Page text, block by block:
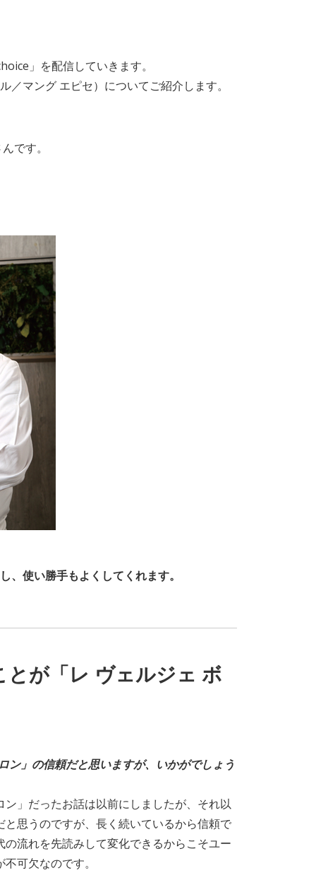
」を配信していきます。
マング エピセ）についてご紹介します。
です。
、使い勝手もよくしてくれます。
が「レ ヴェルジェ ボ
ン」の信頼だと思いますが、いかがでしょう
」だったお話は以前にしましたが、それ以
思うのですが、長く続いているから信頼で
流れを先読みして変化できるからこそユー
可欠なのです。